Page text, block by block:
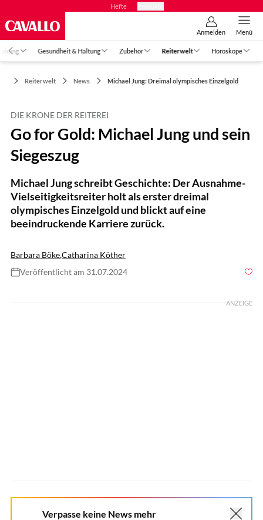
Hefte
Anmelden Menü
Gesundheit & Haltung Zubehör Reiterwelt Horoskope
Reiterwelt News Michael Jung: Dreimal olympisches Einzelgold
DIE KRONE DER REITEREI
Go for Gold: Michael Jung und sein
Siegeszug
Michael Jung schreibt Geschichte: Der Ausnahme-
Vielseitigkeitsreiter holt als erster dreimal
olympisches Einzelgold und blickt auf eine
beeindruckende Karriere zurück.
Barbara Böke,Catharina Köther
Veröffentlicht am 31.07.2024
ANZEIGE
Verpasse keine News mehr